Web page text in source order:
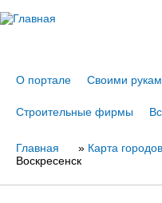
О портале Своими
Строительные фирмы
Вы
Главная » Карта городов
Воскресенск